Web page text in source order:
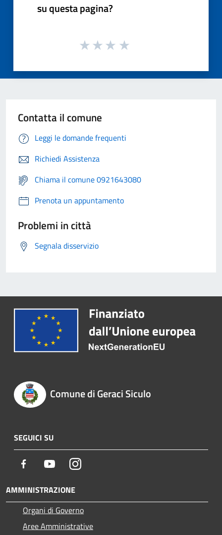
su questa pagina?
Contatta il comune
Leggi le domande frequenti
Richiedi Assistenza
Chiama il comune 0921643080
Prenota un appuntamento
Problemi in città
Segnala disservizio
Comune di Geraci Siculo
SEGUICI SU
Facebook YoutubeInstagram
AMMINISTRAZIONE
Organi di Governo
Aree Amministrative